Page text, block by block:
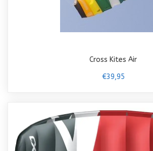
Cross Kites Air
€39,95